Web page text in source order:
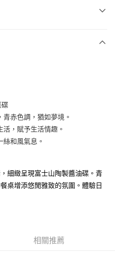
台北富邦商業銀行
兆豐國際商業銀行
台中商業銀行
永豐商業銀行
中國信託商業銀行
碟
赤色調，猶如夢境。
，賦予生活情趣。
和風氣息。
細緻呈現富士山陶製醬油碟。青
桌增添悠閒雅致的氛圍。體驗日
相關推薦